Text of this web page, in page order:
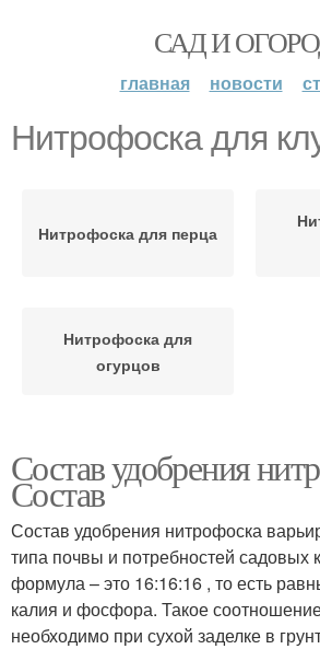
САД И
главная новости
Нитрофоска для
Нитрофоска для перца
Нитрофоска для
огурцов
Состав удобрения
Состав
Состав удобрения нитрофоска
типа почвы и потребностей садовых
формула – это 16:16:16 , то есть
калия и фосфора. Такое
необходимо при сухой заделке в